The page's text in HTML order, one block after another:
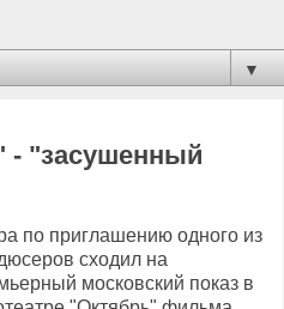
▼
- "засушенный
по приглашению одного из
сходил на
московский показ в